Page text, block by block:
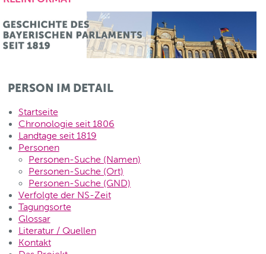
PERSON IM DETAIL
Startseite
Chronologie seit 1806
Landtage seit 1819
Personen
Personen-Suche (Namen)
Personen-Suche (Ort)
Personen-Suche (GND)
Verfolgte der NS-Zeit
Tagungsorte
Glossar
Literatur / Quellen
Kontakt